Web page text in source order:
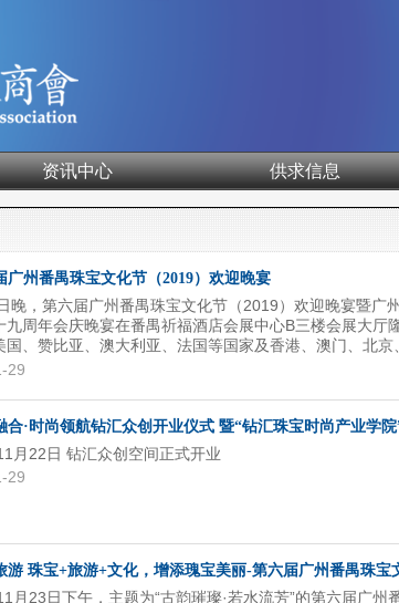
资讯中心 供求信息
广州番禺珠宝文化节（2019）欢迎晚宴
晚，第六届广州番禺珠宝文化节（2019）欢迎晚宴暨广
九周年会庆晚宴在番禺祈福酒店会展中心B三楼会展大厅
国、赞比亚、澳大利亚、法国等国家及香港、澳门、北京
等地区的企业代表共600余人出席本次盛会，共同祝贺番
29
合·时尚领航钻汇众创开业仪式 暨“钻汇珠宝时尚产业学
月22日 钻汇众创空间正式开业
29
游 珠宝+旅游+文化，增添瑰宝美丽-第六届广州番禺珠宝
月23日下午，主题为“古韵璀璨·若水流芳”的第六届广州